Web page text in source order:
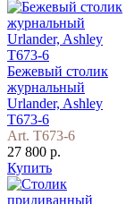
Бежевый столик
журнальный
Urlander, Ashley
T673-6
Art. T673-6
27 800 р.
Купить